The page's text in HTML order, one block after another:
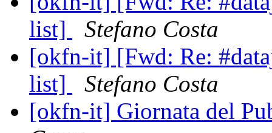
list]
Stefano Costa
[okfn-it] [Fwd: Re:
list]
Stefano Costa
[okfn-it] Giornata del